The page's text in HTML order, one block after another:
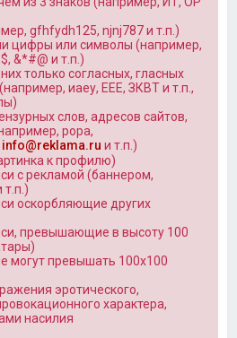
gfhfydh125, njnj787 и т.п.)
цифры или символы (например,
&*#@ и т.п.)
только согласных, гласных
иаеу, ЕЕЕ, ЗКВТ и т.п.,
слов, адресов сайтов,
popa,
info@reklama.ru и т.п.)
к профилю)
с рекламой (баннером,
т.п.)
оскорбляющие других
превышающие в высоту 100
могут превышать 100x100
эротического,
характера,
насилия